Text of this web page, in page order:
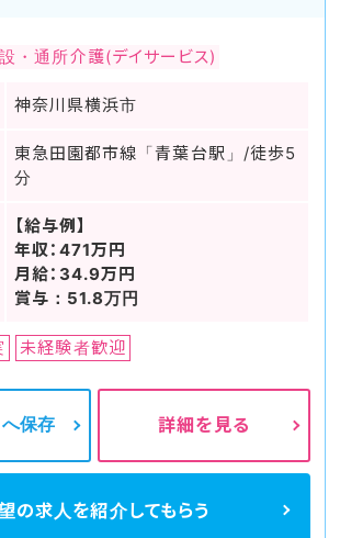
・通所介護(デイサービス)
神奈川県横浜市
東急田園都市線「青葉台駅」/徒歩5
分
【給与例】
年収：471万円
月給：34.9万円
賞与：51.8万円
未経験者歓迎
保存 詳細を見る
の求人を紹介してもらう